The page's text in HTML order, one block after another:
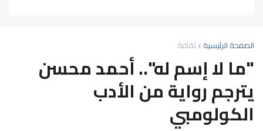
الصفحة الرئيسية ثقافة
"ما لا إسم له".. أحمد محسن
يترجم رواية من الأدب
الكولومبي